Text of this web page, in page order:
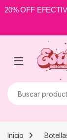
20% OFF
Skip to navigation
Buscar por:
Inicio